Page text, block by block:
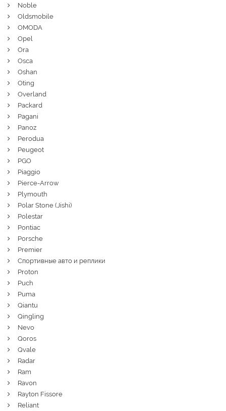
Noble
Oldsmobile
OMODA
Opel
Ora
Osca
Oshan
Oting
Overland
Packard
Pagani
Panoz
Perodua
Peugeot
PGO
Piaggio
Pierce-Arrow
Plymouth
Polar Stone (Jishi)
Polestar
Pontiac
Porsche
Premier
Спортивные авто и реплики
Proton
Puch
Puma
Qiantu
Qingling
Nevo
Qoros
Qvale
Radar
Ram
Ravon
Rayton Fissore
Reliant